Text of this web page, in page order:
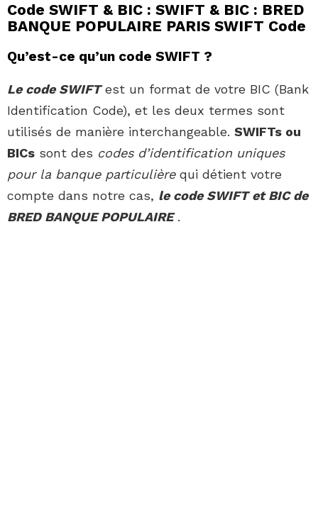
Code SWIFT & BIC : SWIFT & BIC : BRED
BANQUE POPULAIRE PARIS SWIFT Code
Qu’est-ce qu’un code SWIFT ?
Le code SWIFTest un format de votre BIC (Bank
Identification Code), et les deux termes sont
utilisés de manière interchangeable. SWIFTs ou
BICs sont des codes d’identification uniques
pour la banque particulière qui détient votre
compte dans notre cas, le code SWIFT et BIC de
BRED BANQUE POPULAIRE.